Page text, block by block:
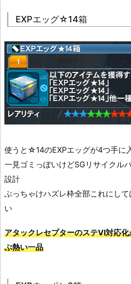
EXPエッグ☆14箱
使うと☆14のEXPエッグが4つ手に
一見ゴミっぽいけどSGリサイクル
設計
ぶっちゃけハズレ枠全部これにし
い
アタックレセプターのステⅥ対応
ぶ熱い一品